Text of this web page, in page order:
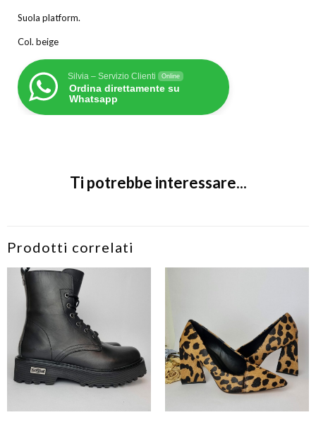
Suola platform.
Col. beige
Silvia – Servizio Clienti Online
Ordina direttamente su
Whatsapp
Ti potrebbe interessare...
Prodotti correlati